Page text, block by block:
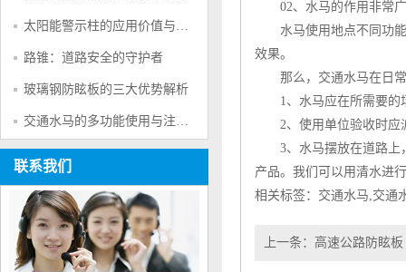
太阳能警示柱的应用价值与产品特点
路锥：道路安全的守护者
玻璃钢防眩板的三大优势解析
交通水马的多功能使用与注意事项
联系我们
02、 水马的作用非常
水马使用地点不同功
效果。
那么， 交通水马在日
1、 水马应在所需要的
2、使用单位验收时应
3、 水马摆放在道路上
产品。我们可以用清水进
相关标签： 交通水马,交通
上一条： 高速公路防眩板